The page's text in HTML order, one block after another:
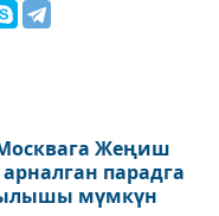
Жеңиш
парадга
мүмкүн